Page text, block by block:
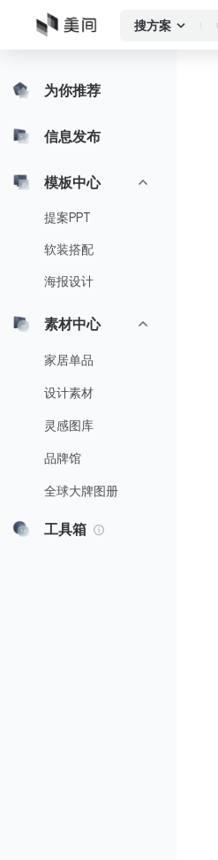
搜方案
为你推荐
信息发布
模板中心
提案PPT
软装搭配
海报设计
素材中心
家居单品
设计素材
灵感图库
品牌馆
全球大牌图册
工具箱